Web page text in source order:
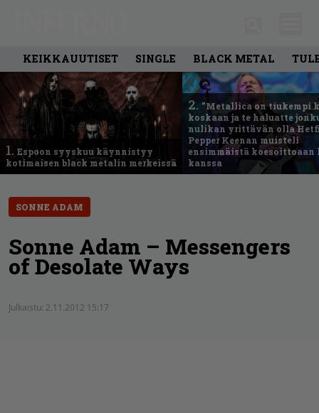
KEIKKAUUTISET SINGLE BLACK METAL
1. Espoon syyskuu käynnistyy
kotimaisen black metalin merkeissä
2. ”Metallica on tiukempi
koskaan ja te haluatte
nulikan yrittävän olla
Pepper Keenan muisteli
ensimmäistä
kanssa
SONNE ADAM
Sonne Adam – Messengers
of Desolate Ways
Julkaistu: 2.11.2012 15:17